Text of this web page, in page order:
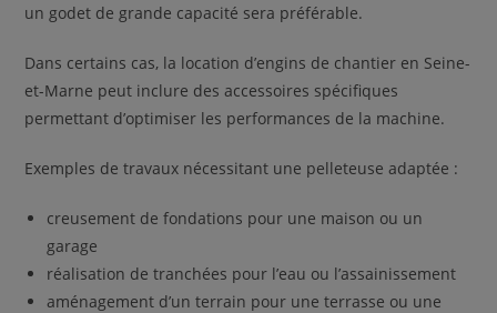
un godet de grande capacité sera préférable.
Dans certains cas, la location d’engins de chantier en Seine-
et-Marne peut inclure des accessoires spécifiques
permettant d’optimiser les performances de la machine.
Exemples de travaux nécessitant une pelleteuse adaptée :
creusement de fondations pour une maison ou un
garage
réalisation de tranchées pour l’eau ou l’assainissement
aménagement d’un terrain pour une terrasse ou une